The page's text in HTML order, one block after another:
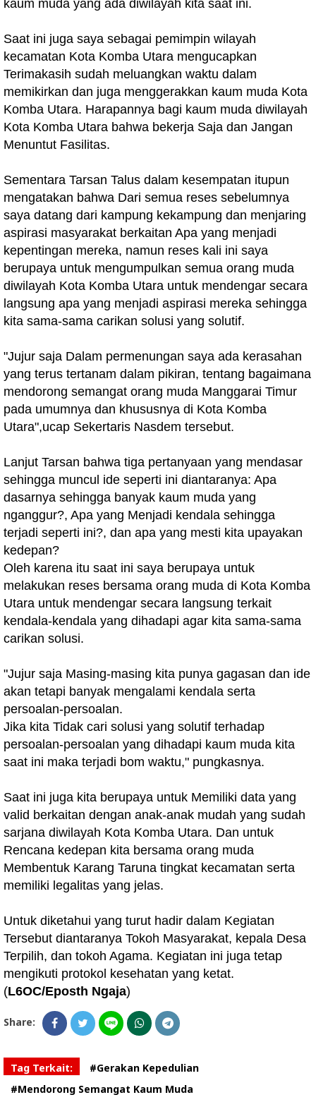
kaum muda yang ada diwilayah kita saat ini.
Saat ini juga saya sebagai pemimpin wilayah
kecamatan Kota Komba Utara mengucapkan
Terimakasih sudah meluangkan waktu dalam
memikirkan dan juga menggerakkan kaum muda Kota
Komba Utara. Harapannya bagi kaum muda diwilayah
Kota Komba Utara bahwa bekerja Saja dan Jangan
Menuntut Fasilitas.
Sementara Tarsan Talus dalam kesempatan itupun
mengatakan bahwa Dari semua reses sebelumnya
saya datang dari kampung kekampung dan menjaring
aspirasi masyarakat berkaitan Apa yang menjadi
kepentingan mereka, namun reses kali ini saya
berupaya untuk mengumpulkan semua orang muda
diwilayah Kota Komba Utara untuk mendengar secara
langsung apa yang menjadi aspirasi mereka sehingga
kita sama-sama carikan solusi yang solutif.
"Jujur saja Dalam permenungan saya ada kerasahan
yang terus tertanam dalam pikiran, tentang bagaimana
mendorong semangat orang muda Manggarai Timur
pada umumnya dan khususnya di Kota Komba
Utara",ucap Sekertaris Nasdem tersebut.
Lanjut Tarsan bahwa tiga pertanyaan yang mendasar
sehingga muncul ide seperti ini diantaranya: Apa
dasarnya sehingga banyak kaum muda yang
nganggur?, Apa yang Menjadi kendala sehingga
terjadi seperti ini?, dan apa yang mesti kita upayakan
kedepan?
Oleh karena itu saat ini saya berupaya untuk
melakukan reses bersama orang muda di Kota Komba
Utara untuk mendengar secara langsung terkait
kendala-kendala yang dihadapi agar kita sama-sama
carikan solusi.
"Jujur saja Masing-masing kita punya gagasan dan ide
akan tetapi banyak mengalami kendala serta
persoalan-persoalan.
Jika kita Tidak cari solusi yang solutif terhadap
persoalan-persoalan yang dihadapi kaum muda kita
saat ini maka terjadi bom waktu," pungkasnya.
Saat ini juga kita berupaya untuk Memiliki data yang
valid berkaitan dengan anak-anak mudah yang sudah
sarjana diwilayah Kota Komba Utara. Dan untuk
Rencana kedepan kita bersama orang muda
Membentuk Karang Taruna tingkat kecamatan serta
memiliki legalitas yang jelas.
Untuk diketahui yang turut hadir dalam Kegiatan
Tersebut diantaranya Tokoh Masyarakat, kepala Desa
Terpilih, dan tokoh Agama. Kegiatan ini juga tetap
mengikuti protokol kesehatan yang ketat.
(L6OC/Eposth Ngaja)
Share:
Tag Terkait:
#Gerakan Kepedulian
#Mendorong Semangat Kaum Muda